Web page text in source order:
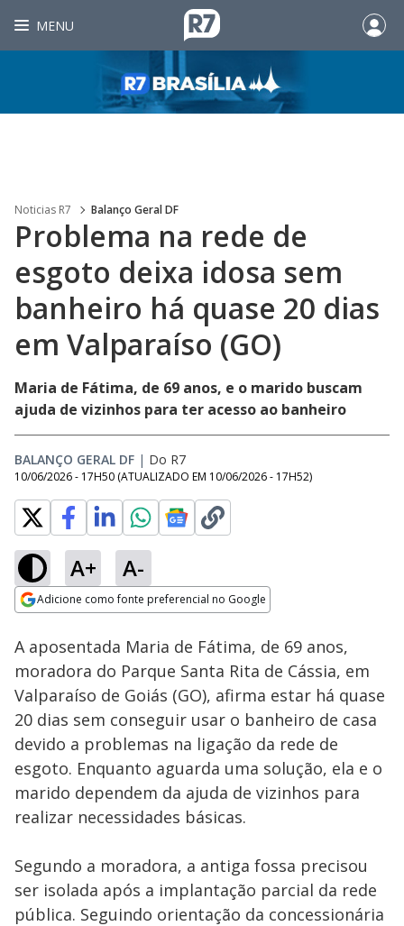
MENU
Noticias R7 Balanço Geral DF
Problema na rede de
esgoto deixa idosa sem
banheiro há quase 20 dias
em Valparaíso (GO)
Maria de Fátima, de 69 anos, e o marido buscam
ajuda de vizinhos para ter acesso ao banheiro
BALANÇO GERAL DF | Do R7
10/06/2026 - 17H50 (ATUALIZADO EM 10/06/2026 - 17H52)
A+ A-
Adicione como fonte preferencial no Google
Ativar
Loaded
14.03%
A aposentada Maria de Fátima, de 69 anos,
moradora do Parque Santa Rita de Cássia, em
Valparaíso de Goiás (GO), afirma estar há quase
20 dias sem conseguir usar o banheiro de casa
devido a problemas na ligação da rede de
esgoto. Enquanto aguarda uma solução, ela e o
marido dependem da ajuda de vizinhos para
realizar necessidades básicas.
Segundo a moradora, a antiga fossa precisou
ser isolada após a implantação parcial da rede
pública. Seguindo orientação da concessionária